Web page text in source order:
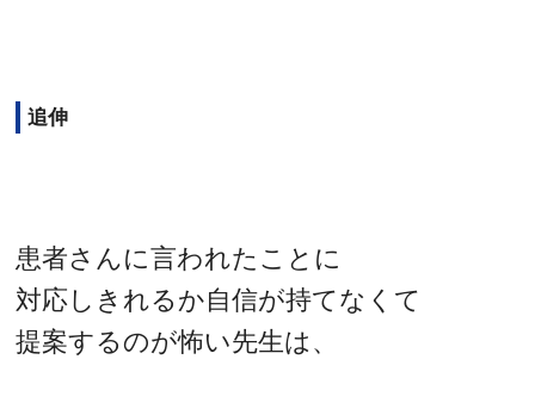
追伸
患者さんに言われたことに
対応しきれるか自信が持てなくて
提案するのが怖い先生は、